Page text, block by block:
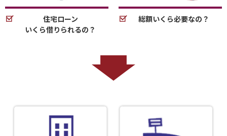
住宅ローン
いくら借りられるの？
総額いくら必要なの？